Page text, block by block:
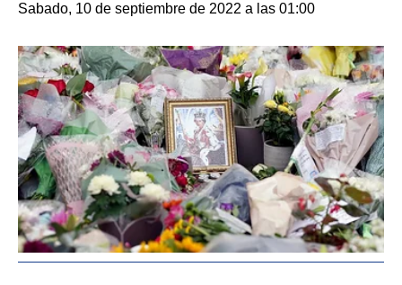
Sabado, 10 de septiembre de 2022 a las 01:00